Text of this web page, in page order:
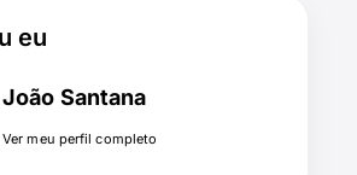
eu
João Santana
Ver meu perfil completo